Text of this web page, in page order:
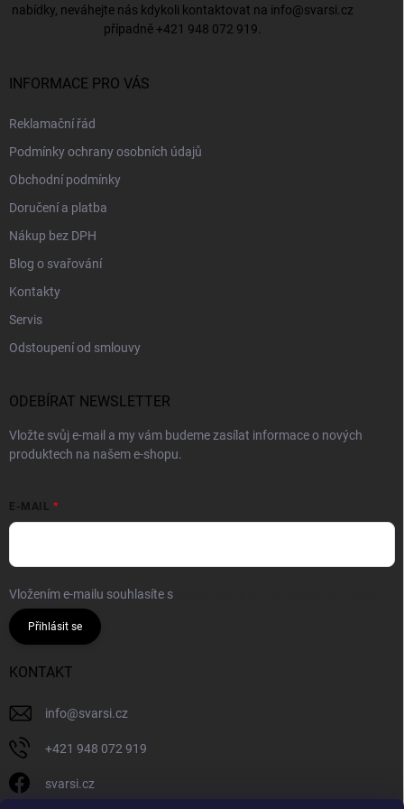
nabídky, neváhejte nás kdykoli kontaktovat na info@svarsi.cz
případně +421 948 072 919
INFORMACE PRO VÁS
Reklamační řád
Podmínky ochrany osobních údajů
Obchodní podmínky
Doručení a platba
Nákup bez DPH
Blog o svařování
Kontakty
Servis
Odstoupení od smlouvy
ODEBÍRAT NEWSLETTER
Vložte svůj e-mail a my vám budeme zasílat informace o nových
produktech na našem e-shopu.
E-MAIL
Vložením e-mailu souhlasíte s
Přihlásit se
KONTAKT
info@svarsi.cz
+421 948 072 919
svarsi.cz